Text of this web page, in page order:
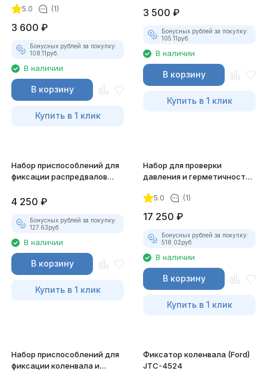
5.0 (1)
3 600 ₽
Бонусных рублей за покупку:
108.11руб.
В наличии
В корзину
Купить в 1 клик
3 500 ₽
Бонусных рублей за покупку:
105.11руб.
В наличии
В корзину
Купить в 1 клик
Набор приспособлений для
фиксации распредвалов
6615
4 250 ₽
Бонусных рублей за покупку:
127.63руб.
В наличии
В корзину
Купить в 1 клик
Набор для проверки
давления и герметичности
5.0 (1)
17 250 ₽
Бонусных рублей за покупку:
518.02руб.
В наличии
В корзину
Купить в 1 клик
Набор приспособлений для
фиксации коленвала и
Фиксатор коленвала (Ford)
JTC-4524